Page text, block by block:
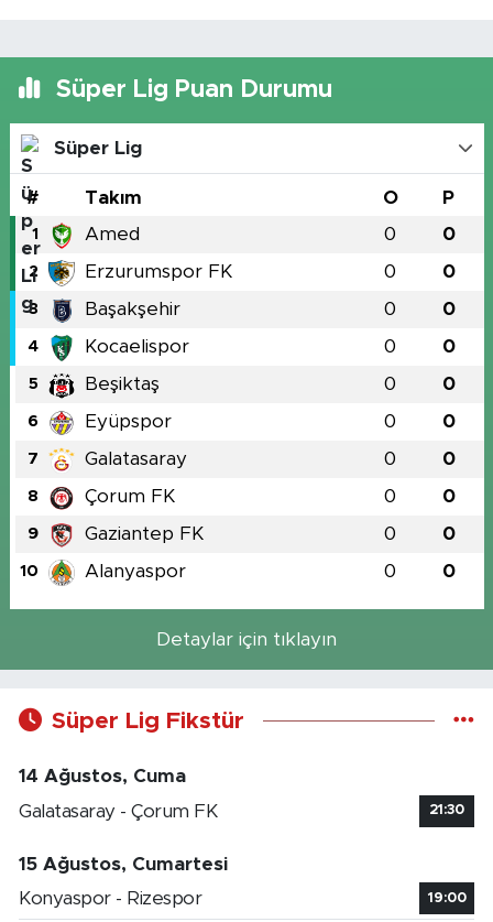
Süper Lig Puan Durumu
Süper Lig
# Takım O P
1 Amed 0 0
2 Erzurumspor FK 0 0
3 Başakşehir 0 0
4 Kocaelispor 0 0
5 Beşiktaş 0 0
6 Eyüpspor 0 0
7 Galatasaray 0 0
8 Çorum FK 0 0
9 Gaziantep FK 0 0
10 Alanyaspor 0 0
Detaylar için tıklayın
Süper Lig Fikstür
14 Ağustos, Cuma
Galatasaray - Çorum FK
21:30
15 Ağustos, Cumartesi
Konyaspor - Rizespor
19:00